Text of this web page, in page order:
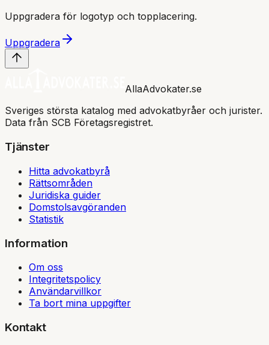
Uppgradera för logotyp och topplacering.
Uppgradera
AllaAdvokater.se
Sveriges största katalog med advokatbyråer och jurister.
Data från SCB Företagsregistret.
Tjänster
Hitta advokatbyrå
Rättsområden
Juridiska guider
Domstolsavgöranden
Statistik
Information
Om oss
Integritetspolicy
Användarvillkor
Ta bort mina uppgifter
Kontakt